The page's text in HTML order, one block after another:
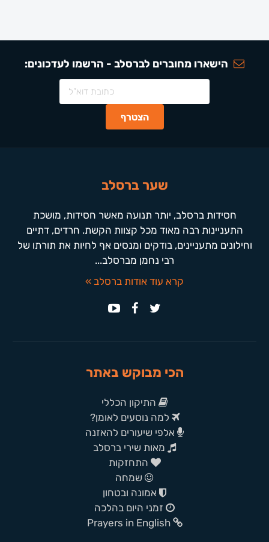
הישארו מחוברים לברסלב - הרשמו לעדכונים:
שער ברסלב
חסידות ברסלב, יותר תנועה מאשר חסידות, מושכת
התעניינות רבה מאוד מכל קצוות הקשת. חרדים, דתיים
וחילונים מתעניינים, בודקים ומנסים אף לחיות את תורתו של
רבי נחמן מברסלב...
קרא עוד אודות ברסלב »
הכי מבוקש באתר
התיקון הכללי
למה נוסעים לאומן?
אלפי שיעורים להאזנה
מאות שירי ברסלב
התחזקות
שמחה
אמונה ובטחון
זמני היום בהלכה
Prayers in English